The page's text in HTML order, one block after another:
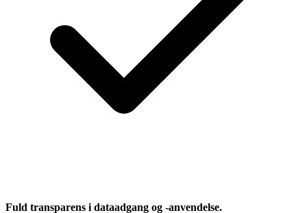
Fuld transparens i dataadgang og -anvendelse.